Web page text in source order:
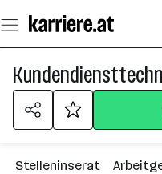
Seiteninhalt
springen
Stelleninserat